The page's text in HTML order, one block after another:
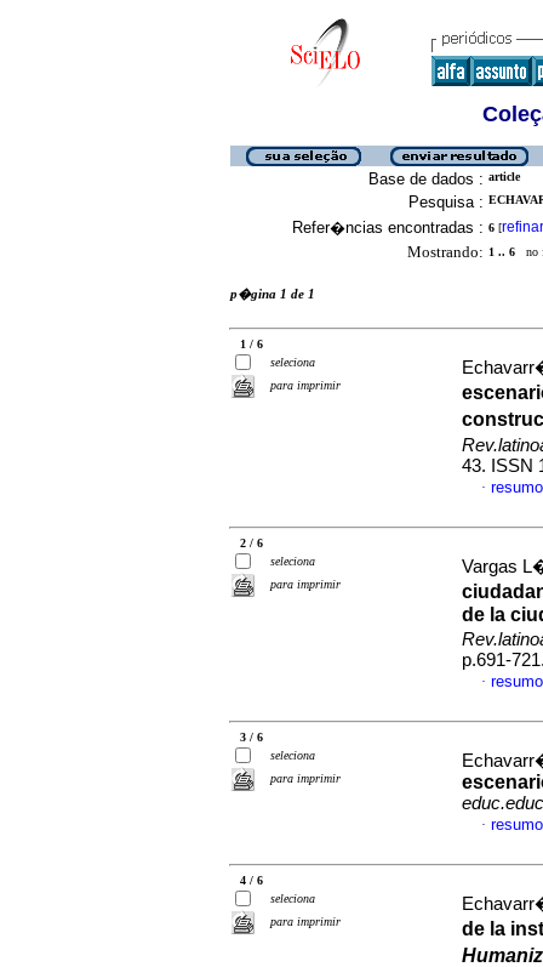
Base de dados : article
Pesquisa :
Refer�ncias encontradas : 6 [refinar
Mostrando: 1 .. 6 no
p�gina 1 de 1
1 / 6
seleciona
para imprimir
43. ISSN
·
2 / 6
seleciona
para imprimir
Vargas
de la
p.691-
·
3 / 6
seleciona
para imprimir
·
4 / 6
seleciona
para imprimir
de la